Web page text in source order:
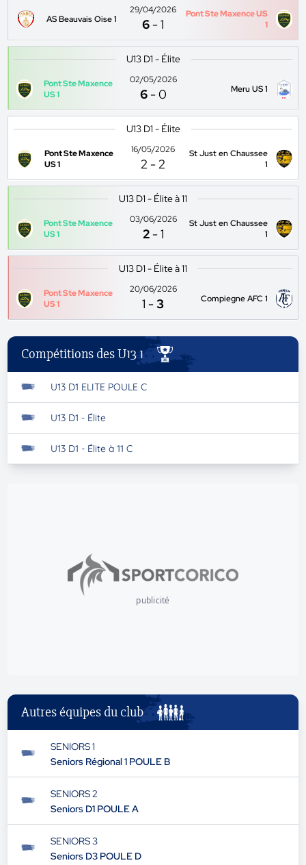
AS Beauvais Oise 1
29/04/2026
6 -1
Pont Ste Maxence US
1
U13 D1 - Élite
Pont Ste Maxence
US 1
02/05/2026
6 -0 Meru US 1
U13 D1 - Élite
Pont Ste Maxence
US 1
16/05/2026
2 -2
St Just en Chaussee
1
U13 D1 - Élite à 11
Pont Ste Maxence
US 1
03/06/2026
2 -1
St Just en Chaussee
1
U13 D1 - Élite à 11
Pont Ste Maxence
US 1
20/06/2026
1 -3 Compiegne AFC 1
Compétitions des U13 1
U13 D1 ELITE POULE C
U13 D1 - Élite
U13 D1 - Élite à 11 C
Autres équipes du club
SENIORS 1
Seniors Régional 1 POULE B
SENIORS 2
Seniors D1 POULE A